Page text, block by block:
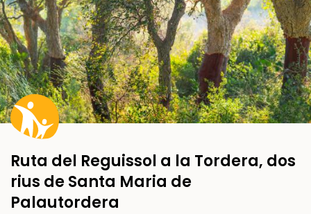
Ruta del Reguissol a la Tordera, dos
rius de Santa Maria de
Palautordera